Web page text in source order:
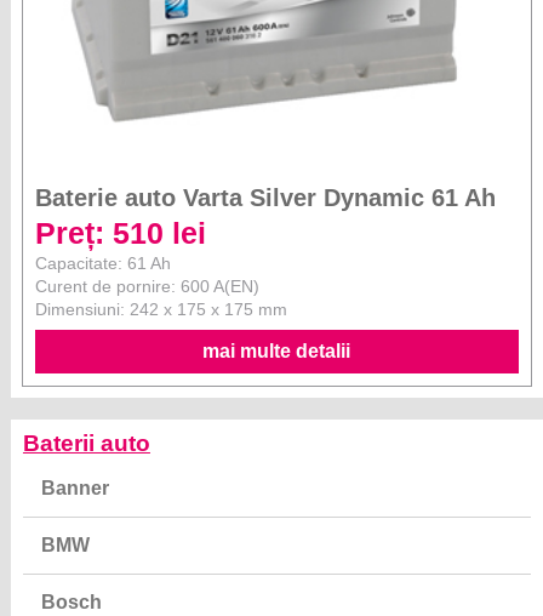
Baterie auto Varta Silver Dynamic 61 Ah
Preț: 510 lei
Capacitate: 61 Ah
Curent de pornire: 600 A(EN)
Dimensiuni: 242 x 175 x 175 mm
mai multe detalii
Baterii auto
Banner
BMW
Bosch